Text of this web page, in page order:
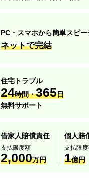
PC・スマホから簡単スピ
ネットで完結
住宅トラブル
24時間・365日
無料サポート
借家人賠償責任
支払限度額
2,000万円
個人賠
支払限
1億円